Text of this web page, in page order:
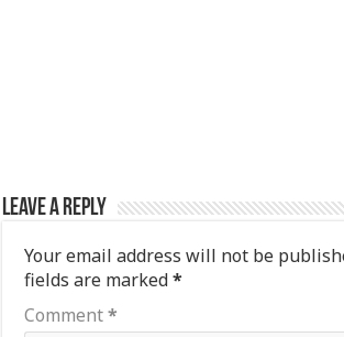
Leave a Reply
Your email address will not be
fields are marked*
Comment*